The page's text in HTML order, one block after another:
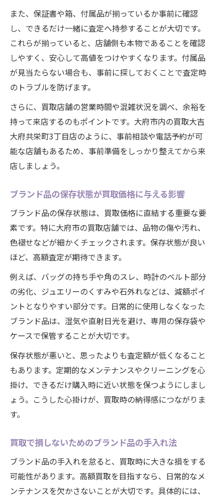
ブランド品買取時の安心できる確認事項
ブランド品を安心して現金化する方法
ブランド品を安全に現金化する流れと注意
点
信頼できるブランド品買取サービスの選び
方
大府市でブランド品現金化のおすすめ方法
ブランド品現金化で気をつけるべきポイン
ト
安心してブランド品を現金化するコツ
大府市で評価されるブランド品買取の特徴
口コミで人気のブランド品買取活用ポイン
ト
高評価のブランド品買取店舗を見極める方
法
大府市でブランド品買取利用者の声を紹介
ブランド品買取サービスの満足度アップ術
また、保証書や箱、付属品が揃っているか事前に確認
し、できるだけ一緒に査定へ持参することが大切です。
これらが揃っていると、店舗側も本物であることを確認
しやすく、安心して高値をつけやすくなります。付属品
が見当たらない場合も、事前に探しておくことで査定時
のトラブルを防げます。
さらに、買取店舗の営業時間や混雑状況を調べ、余裕を
持って来店するのもポイントです。大府市内の買取大吉
大府共栄町3丁目店のように、事前相談や電話予約が可
能な店舗もあるため、事前準備をしっかり整えてから来
店しましょう。
ブランド品の保存状態が買取価格に与える影響
ブランド品の保存状態は、買取価格に直結する重要な要
素です。特に大府市の買取店舗では、品物の傷や汚れ、
色褪せなどが細かくチェックされます。保存状態が良い
ほど、高額査定が期待できます。
例えば、バッグの持ち手や角のスレ、時計のベルト部分
の劣化、ジュエリーのくすみや石外れなどは、減額ポイ
ントとなりやすい部分です。日常的に使用しなくなった
ブランド品は、湿気や直射日光を避け、専用の保存袋や
ケースで保管することが大切です。
保存状態が悪いと、思ったよりも査定額が低くなること
もあります。定期的なメンテナンスやクリーニングを心
掛け、できるだけ購入時に近い状態を保つようにしまし
ょう。こうした心掛けが、買取時の納得感につながりま
す。
買取で損しないためのブランド品の手入れ法
ブランド品の手入れを怠ると、買取時に大きな損をする
可能性があります。高額買取を目指すなら、日常的なメ
ンテナンスを欠かさないことが大切です。具体的には、